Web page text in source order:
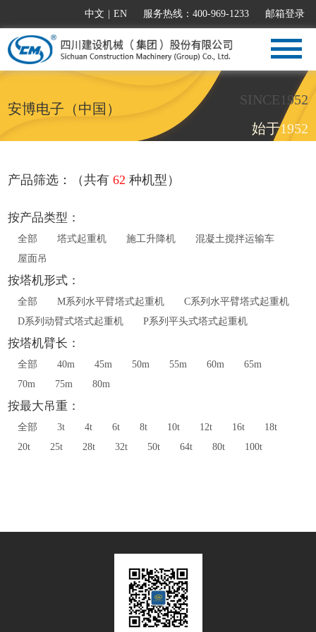
中文 EN 服务热线：400-969-1233 邮箱登录
安博电子（中国）
SINCE1952
始于1952
产品筛选：（共有62 种机型）
按产品类型：
全部 塔式起重机 施工升降机
混凝土搅拌运输车
屋面吊
按塔机形式：
全部 M系列水平臂塔式起重机
C系列水平臂塔式起重机
D系列动臂式塔式起重机
P系列平头式塔式起重机
按塔机臂长：
全部 40m 45m 50m 55m 60m
65m
70m
75m 80m
按最大吊重：
全部 3t 4t 6t 8t 10t 12t 16t
18t
20t
25t 28t 32t 50t 64t 80t 100t